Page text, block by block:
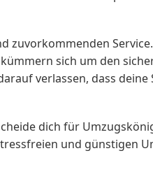
zuvorkommenden
sich um den
verlassen, dass
dich für
und günstigen